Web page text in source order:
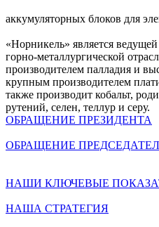
аккумуляторных блоков для
«Норникель» является
горно-металлургической
производителем палладия и
крупным производителем
также производит кобальт,
рутений, селен, теллур и серу.
ОБРАЩЕНИЕ ПРЕЗИДЕНТА
ОБРАЩЕНИЕ
НАШИ КЛЮЧЕВЫЕ
НАША СТРАТЕГИЯ